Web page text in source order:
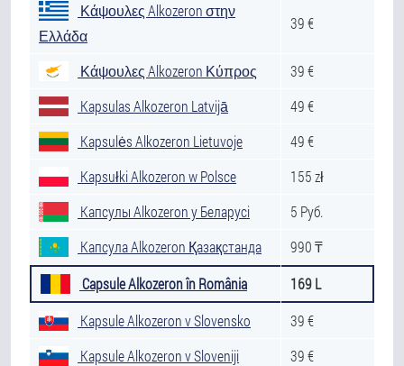
Κάψουλες Alkozeron στην
Ελλάδα
39 €
Κάψουλες Alkozeron Κύπρος
39 €
Kapsulas Alkozeron Latvijā
49 €
Kapsulės Alkozeron Lietuvoje
49 €
Kapsułki Alkozeron w Polsce
155 zł
Капсулы Alkozeron у Беларусі
5 Руб.
Капсула Alkozeron Қазақстанда
990 ₸
Capsule Alkozeron în România
169 L
Kapsule Alkozeron v Slovensko
39 €
Kapsule Alkozeron v Sloveniji
39 €